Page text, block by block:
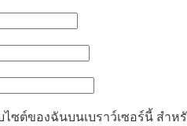
ซต์ของฉันบนเบราว์เซอร์นี้ สำห